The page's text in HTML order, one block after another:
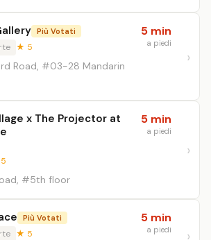
Più Votati
★ 5
Road, #03-28 Mandarin
5 min
a piedi
x The Projector at
#5th floor
5 min
a piedi
Più Votati
★ 5
5 min
a piedi